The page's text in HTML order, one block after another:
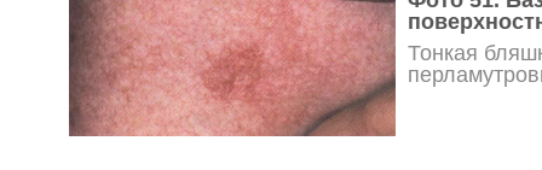
Тонкая